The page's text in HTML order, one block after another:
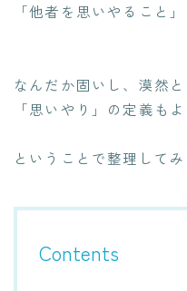
「他者を思いやること」
なんだか固いし、漠然
「思いやり」の定義も
ということで整理してみ
Contents